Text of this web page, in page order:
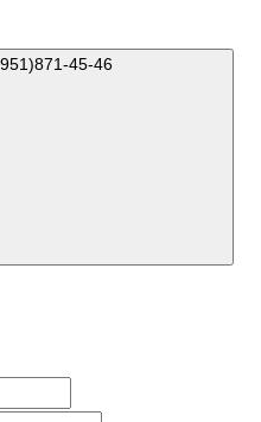
+7(951)871-45-46